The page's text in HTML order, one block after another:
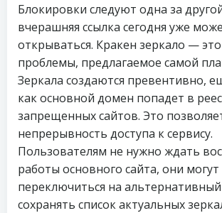
Блокировки следуют одна за
вчерашняя ссылка сегодня уже
открываться. Кракен зеркало —
проблемы, предлагаемое самой
Зеркала создаются превентивно,
как основной домен попадет в
запрещенных сайтов. Это
непрерывность доступа к сервису.
Пользователям не нужно ждать
работы основного сайта, они могут
переключиться на
сохранять список актуальных